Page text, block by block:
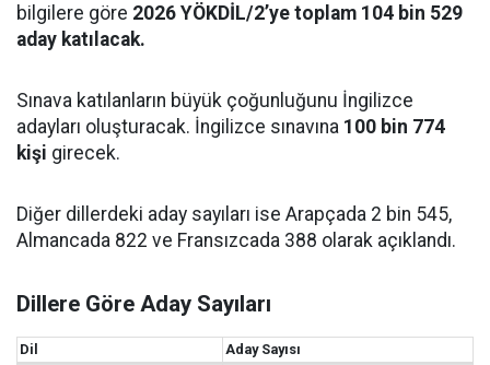
bilgilere göre 2026 YÖKDİL/2’ye toplam 104 bin 529
aday katılacak.
Sınava katılanların büyük çoğunluğunu İngilizce
adayları oluşturacak. İngilizce sınavına 100 bin 774
kişi girecek.
Diğer dillerdeki aday sayıları ise Arapçada 2 bin 545,
Almancada 822 ve Fransızcada 388 olarak açıklandı.
Dillere Göre Aday Sayıları
Dil
Aday Sayısı